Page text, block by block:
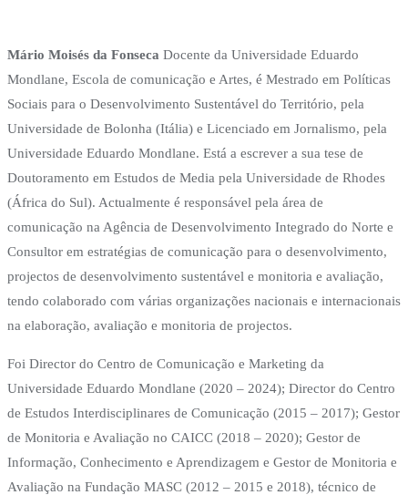
Mário Moisés da Fonseca Docente da Universidade Eduardo
Mondlane, Escola de comunicação e Artes, é Mestrado em Políticas
Sociais para o Desenvolvimento Sustentável do Território, pela
Universidade de Bolonha (Itália) e Licenciado em Jornalismo, pela
Universidade Eduardo Mondlane. Está a escrever a sua tese de
Doutoramento em Estudos de Media pela Universidade de Rhodes
(África do Sul). Actualmente é responsável pela área de
comunicação na Agência de Desenvolvimento Integrado do Norte e
Consultor em estratégias de comunicação para o desenvolvimento,
projectos de desenvolvimento sustentável e monitoria e avaliação,
tendo colaborado com várias organizações nacionais e internacionais
na elaboração, avaliação e monitoria de projectos.
Foi Director do Centro de Comunicação e Marketing da
Universidade Eduardo Mondlane (2020 – 2024); Director do Centro
de Estudos Interdisciplinares de Comunicação (2015 – 2017); Gestor
de Monitoria e Avaliação no CAICC (2018 – 2020); Gestor de
Informação, Conhecimento e Aprendizagem e Gestor de Monitoria e
Avaliação na Fundação MASC (2012 – 2015 e 2018), técnico de